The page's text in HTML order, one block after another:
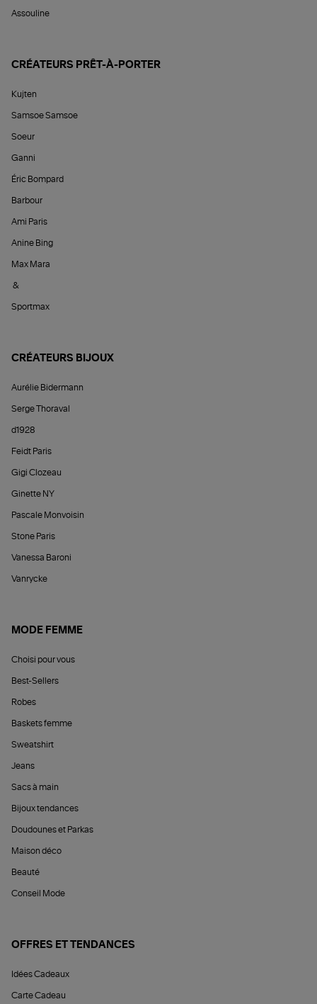
Assouline
CRÉATEURS PRÊT-À-PORTER
Kujten
Samsoe Samsoe
Soeur
Ganni
Éric Bompard
Barbour
Ami Paris
Anine Bing
Max Mara
&
Sportmax
CRÉATEURS BIJOUX
Aurélie Bidermann
Serge Thoraval
d1928
Feidt Paris
Gigi Clozeau
Ginette NY
Pascale Monvoisin
Stone Paris
Vanessa Baroni
Vanrycke
MODE FEMME
Choisi pour vous
Best-Sellers
Robes
Baskets femme
Sweatshirt
Jeans
Sacs à main
Bijoux tendances
Doudounes et Parkas
Maison déco
Beauté
Conseil Mode
OFFRES ET TENDANCES
Idées Cadeaux
Carte Cadeau